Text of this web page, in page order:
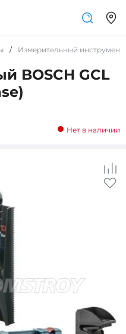
/ Измерительный инструмент
BOSCH GCL
Нет в наличии